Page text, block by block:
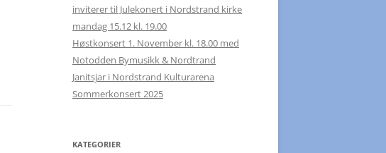
inviterer til Julekonert i Nordstrand kirke
mandag 15.12 kl. 19.00
Høstkonsert 1. November kl. 18.00 med
Notodden Bymusikk & Nordtrand
Janitsjar i Nordstrand Kulturarena
Sommerkonsert 2025
KATEGORIER